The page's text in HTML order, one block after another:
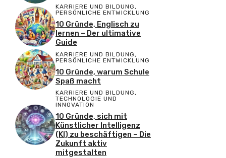
KARRIERE UND BILDUNG,
PERSÖNLICHE ENTWICKLUNG
10 Gründe, Englisch zu
lernen – Der ultimative
Guide
KARRIERE UND BILDUNG ,
PERSÖNLICHE ENTWICKLUNG
10 Gründe, warum Schule
Spaß macht
KARRIERE UND BILDUNG,
TECHNOLOGIE UND
INNOVATION
10 Gründe, sich mit
Künstlicher Intelligenz
(KI) zu beschäftigen – Die
Zukunft aktiv
mitgestalten